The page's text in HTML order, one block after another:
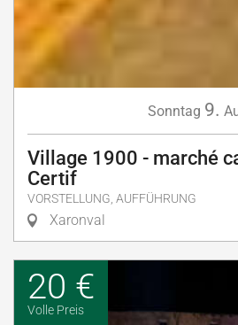
Sonntag 9.
Village 1900 - marché
Certif
VORSTELLUNG, AUFFÜHRUNG
Xaronval
20 €
Volle Preis